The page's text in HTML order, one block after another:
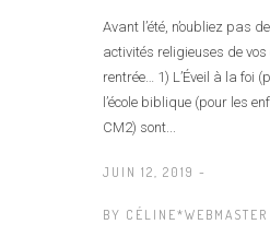
Avant l’été, n’oubliez pas
activités religieuses de
rentrée… 1) L’Éveil à la foi
l’école biblique (pour les
CM2) sont...
JUIN 12, 2019 -
BY CÉLINE*WEBMASTER